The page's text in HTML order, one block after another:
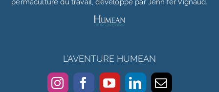
permaculture du travail, développé par Jennifer Vignaud.
L’AVENTURE HUMEAN